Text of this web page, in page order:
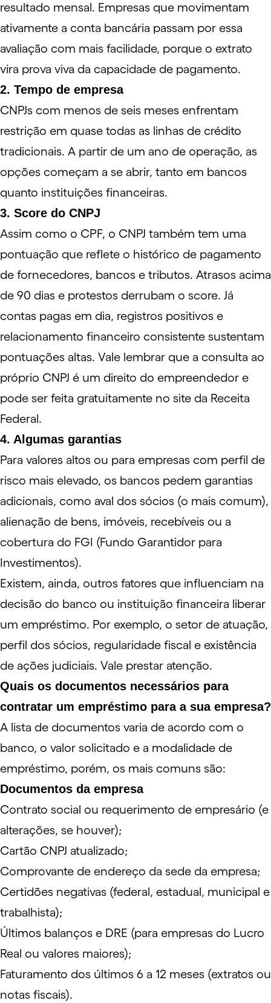
resultado mensal. Empresas que movimentam
ativamente a conta bancária passam por essa
avaliação com mais facilidade, porque o extrato
vira prova viva da capacidade de pagamento.
2. Tempo de empresa
CNPJs com menos de seis meses enfrentam
restrição em quase todas as linhas de crédito
tradicionais. A partir de um ano de operação, as
opções começam a se abrir, tanto em bancos
quanto instituições financeiras.
3. Score do CNPJ
Assim como o CPF, o CNPJ também tem uma
pontuação que reflete o histórico de pagamento
de fornecedores, bancos e tributos. Atrasos acima
de 90 dias e protestos derrubam o score. Já
contas pagas em dia, registros positivos e
relacionamento financeiro consistente sustentam
pontuações altas. Vale lembrar que a consulta ao
próprio CNPJ é um direito do empreendedor e
pode ser feita gratuitamente no site da Receita
Federal.
4. Algumas garantias
Para valores altos ou para empresas com perfil de
risco mais elevado, os bancos pedem garantias
adicionais, como aval dos sócios (o mais comum),
alienação de bens, imóveis, recebíveis ou a
cobertura do FGI (Fundo Garantidor para
Investimentos).
Existem, ainda, outros fatores que influenciam na
decisão do banco ou instituição financeira liberar
um empréstimo. Por exemplo, o setor de atuação,
perfil dos sócios, regularidade fiscal e existência
de ações judiciais. Vale prestar atenção.
Quais os documentos necessários para
contratar um empréstimo para a sua empresa?
A lista de documentos varia de acordo com o
banco, o valor solicitado e a modalidade de
empréstimo, porém, os mais comuns são:
Documentos da empresa
Contrato social ou requerimento de empresário (e
alterações, se houver);
Cartão CNPJ atualizado;
Comprovante de endereço da sede da empresa;
Certidões negativas (federal, estadual, municipal e
trabalhista);
Últimos balanços e DRE (para empresas do Lucro
Real ou valores maiores);
Faturamento dos últimos 6 a 12 meses (extratos ou
notas fiscais).